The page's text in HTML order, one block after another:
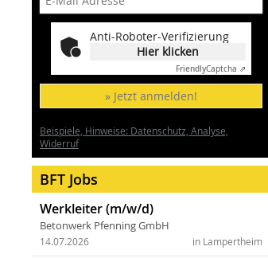
Anti-Roboter-Verifizierung
Hier klicken
FriendlyCaptcha ⇗
» Jetzt anmelden!
Beispiele, Hinweise: Datenschutz, Analyse,
Widerruf
BFT Jobs
Werkleiter (m/w/d)
Betonwerk Pfenning GmbH
in Lampertheim
14.07.2026